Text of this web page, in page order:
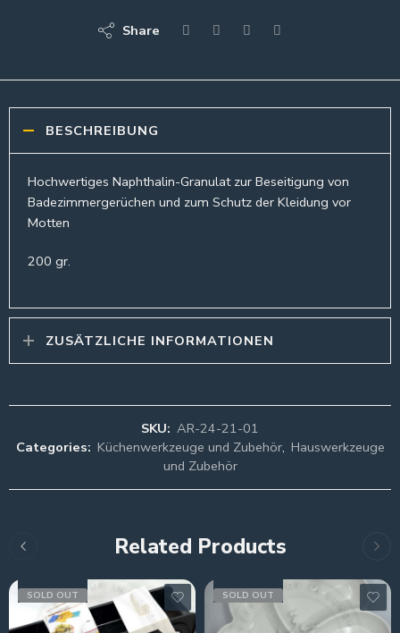
Share
BESCHREIBUNG
Hochwertiges Naphthalin-Granulat zur Beseitigung von
Badezimmergerüchen und zum Schutz der Kleidung vor
Motten
200 gr.
ZUSÄTZLICHE INFORMATIONEN
SKU: AR-24-21-01
Categories: Küchenwerkzeuge und Zubehör, Hauswerkzeuge
und Zubehör
Related Products
SOLD OUT SOLD OUT